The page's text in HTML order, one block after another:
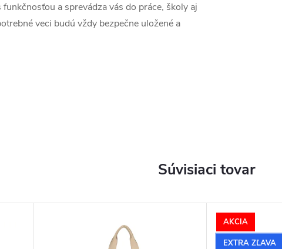
a sprevádza vás do práce, školy aj
veci budú vždy bezpečne uložené a
Súvisiaci tovar
AKCIA
EXTRA ZĽAVA